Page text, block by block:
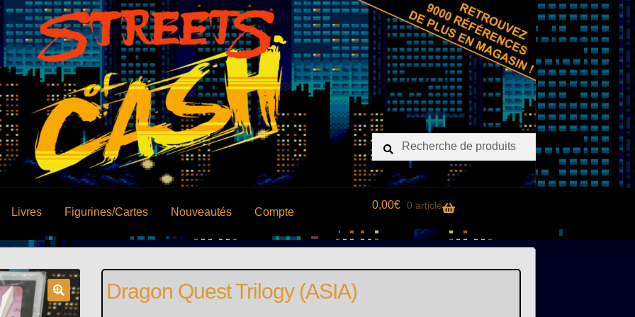
Recherche
pour :
Recherche
Livres Figurines/Cartes Nouveautés Compte
0,00€ 0 article
Dragon Quest Trilogy (ASIA)